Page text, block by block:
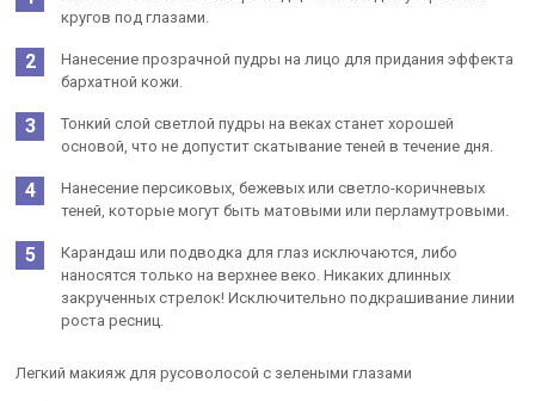
кругов под глазами.
Нанесение прозрачной пудры на лицо для придания эффекта
бархатной кожи.
Тонкий слой светлой пудры на веках станет хорошей
основой, что не допустит скатывание теней в течение дня.
Нанесение персиковых, бежевых или светло-коричневых
теней, которые могут быть матовыми или перламутровыми.
Карандаш или подводка для глаз исключаются, либо
наносятся только на верхнее веко. Никаких длинных
закрученных стрелок! Исключительно подкрашивание линии
роста ресниц.
Легкий макияж для русоволосой с зелеными глазами